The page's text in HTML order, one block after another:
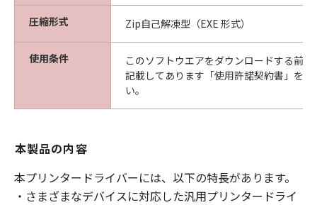
圧縮形式 Zip自己解凍型（EXE 形式）
使用条件
このソフトウエアをダウンロードする前
記載してあります「使用許諾契約書」を
い。
本製品の内容
本プリンタードライバーには、以下の特長があります。
・さまざまなデバイスに対応した汎用プリンタードライ